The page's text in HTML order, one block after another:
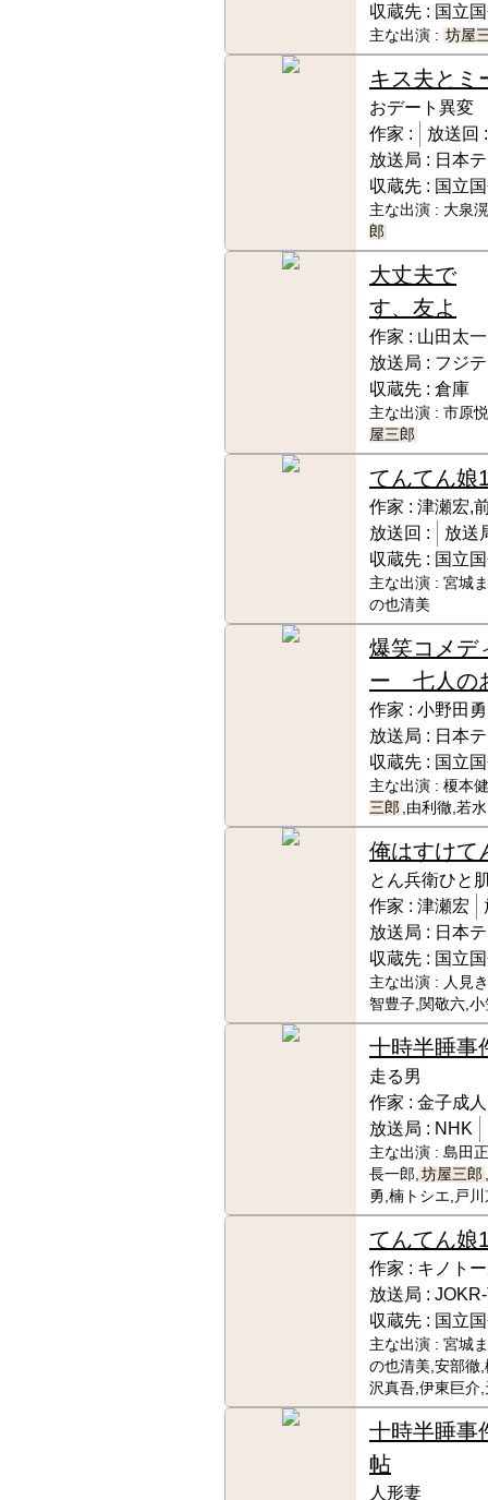
収蔵先 : 国立
主な出演 : 坊屋
キス夫とミ
おデート異変
作家 :
放送回
放送局 : 日本
収蔵先 : 国立
主な出演 : 大泉
郎
大丈夫で
す、友よ
作家 : 山田太一
放送局 : フジ
収蔵先 : 倉庫
主な出演 : 市原
屋三郎
てんてん娘
作家 : 津瀬宏,
放送回 :
放送
収蔵先 : 国立
主な出演 : 宮城
の也清美
爆笑コメデ
ー 七人の
作家 : 小野田勇
放送局 : 日本
収蔵先 : 国立
主な出演 : 榎本
三郎 ,由利徹,若
俺はすけて
とん兵衛ひと
作家 : 津瀬宏
放送局 : 日本
収蔵先 : 国立
主な出演 : 人見
智豊子,関敬六,
十時半睡事
走る男
作家 : 金子成人
放送局 : NHK
主な出演 : 島田
長一郎, 坊屋三郎
勇,楠トシエ,戸
てんてん娘
作家 : キノト
放送局 :
収蔵先 : 国立
主な出演 : 宮城
の也清美,安部徹
沢真吾,伊東巨介
十時半睡事
帖
人形妻